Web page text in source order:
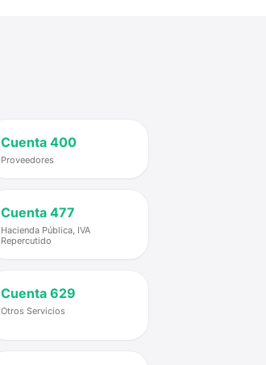
Cuenta 400
Proveedores
Cuenta 477
Hacienda Pública, IVA
Repercutido
Cuenta 629
Otros Servicios